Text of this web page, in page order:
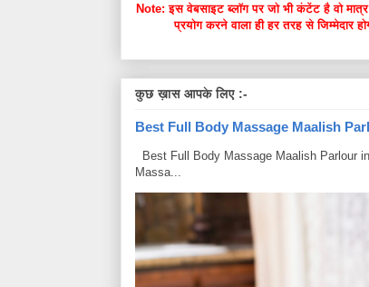
Note: इस वेबसाइट ब्लॉग पर जो भी कंटेंट है वो
प्रयोग करने वाला ही हर तरह से जिम्मेदार
कुछ ख़ास आपके लिए :-
Best Full Body Massage Maalish
Best Full Body Massage Maalish Parlour in
Massa...